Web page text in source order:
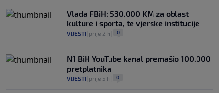
Vlada FBiH: 530.000 KM za oblast
kulture i sporta, te vjerske institucije
VIJESTI prije 2 h 0
N1 BiH YouTube kanal premašio 100.000
pretplatnika
VIJESTI prije 5 h 0